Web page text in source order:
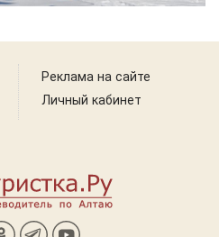
Реклама на сайте
Личный кабинет